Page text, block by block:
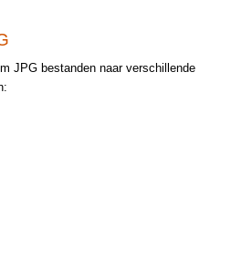
JPG bestanden naar verschillende